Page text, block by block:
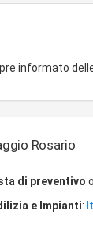
informato
Rosario
di preventivo
e Impianti: